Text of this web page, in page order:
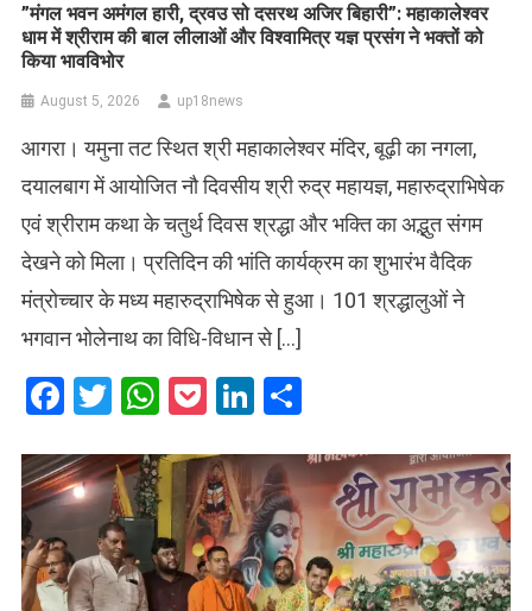
​”मंगल भवन अमंगल हारी, द्रवउ सो दसरथ अजिर बिहारी”: महाकालेश्वर
धाम में श्रीराम की बाल लीलाओं और विश्वामित्र यज्ञ प्रसंग ने भक्तों को
किया भावविभोर
August 5, 2026 up18news
आगरा। यमुना तट स्थित श्री महाकालेश्वर मंदिर, बूढ़ी का नगला,
दयालबाग में आयोजित नौ दिवसीय श्री रुद्र महायज्ञ, महारुद्राभिषेक
एवं श्रीराम कथा के चतुर्थ दिवस श्रद्धा और भक्ति का अद्भुत संगम
देखने को मिला। प्रतिदिन की भांति कार्यक्रम का शुभारंभ वैदिक
मंत्रोच्चार के मध्य महारुद्राभिषेक से हुआ। 101 श्रद्धालुओं ने
भगवान भोलेनाथ का विधि-विधान से […]
Facebook
Twitter
WhatsApp
PocketLinkedIn